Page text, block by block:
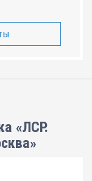
«ЛСР.